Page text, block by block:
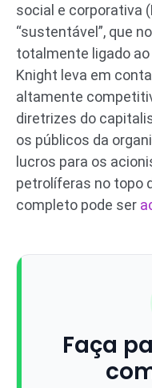
social e corporativa
“sustentável”, que
totalmente ligado
Knight leva em
altamente
diretrizes do
os públicos da
lucros para os
petrolíferas no topo
completo pode ser
Faça